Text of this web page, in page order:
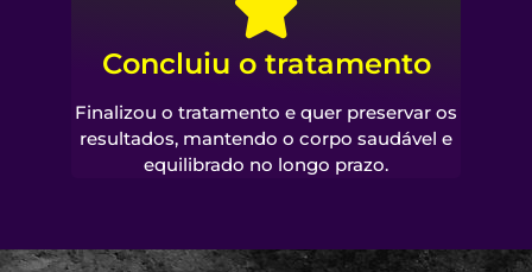
Concluiu o tratamento
Finalizou o tratamento e quer preservar os
resultados, mantendo o corpo saudável e
equilibrado no longo prazo.